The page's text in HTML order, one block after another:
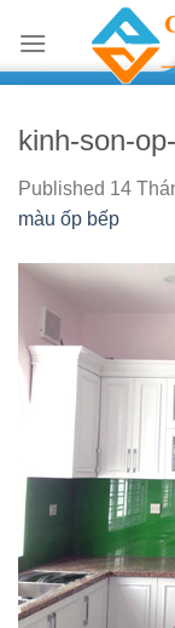
content
kinh-son-
Published 14
màu ốp bếp